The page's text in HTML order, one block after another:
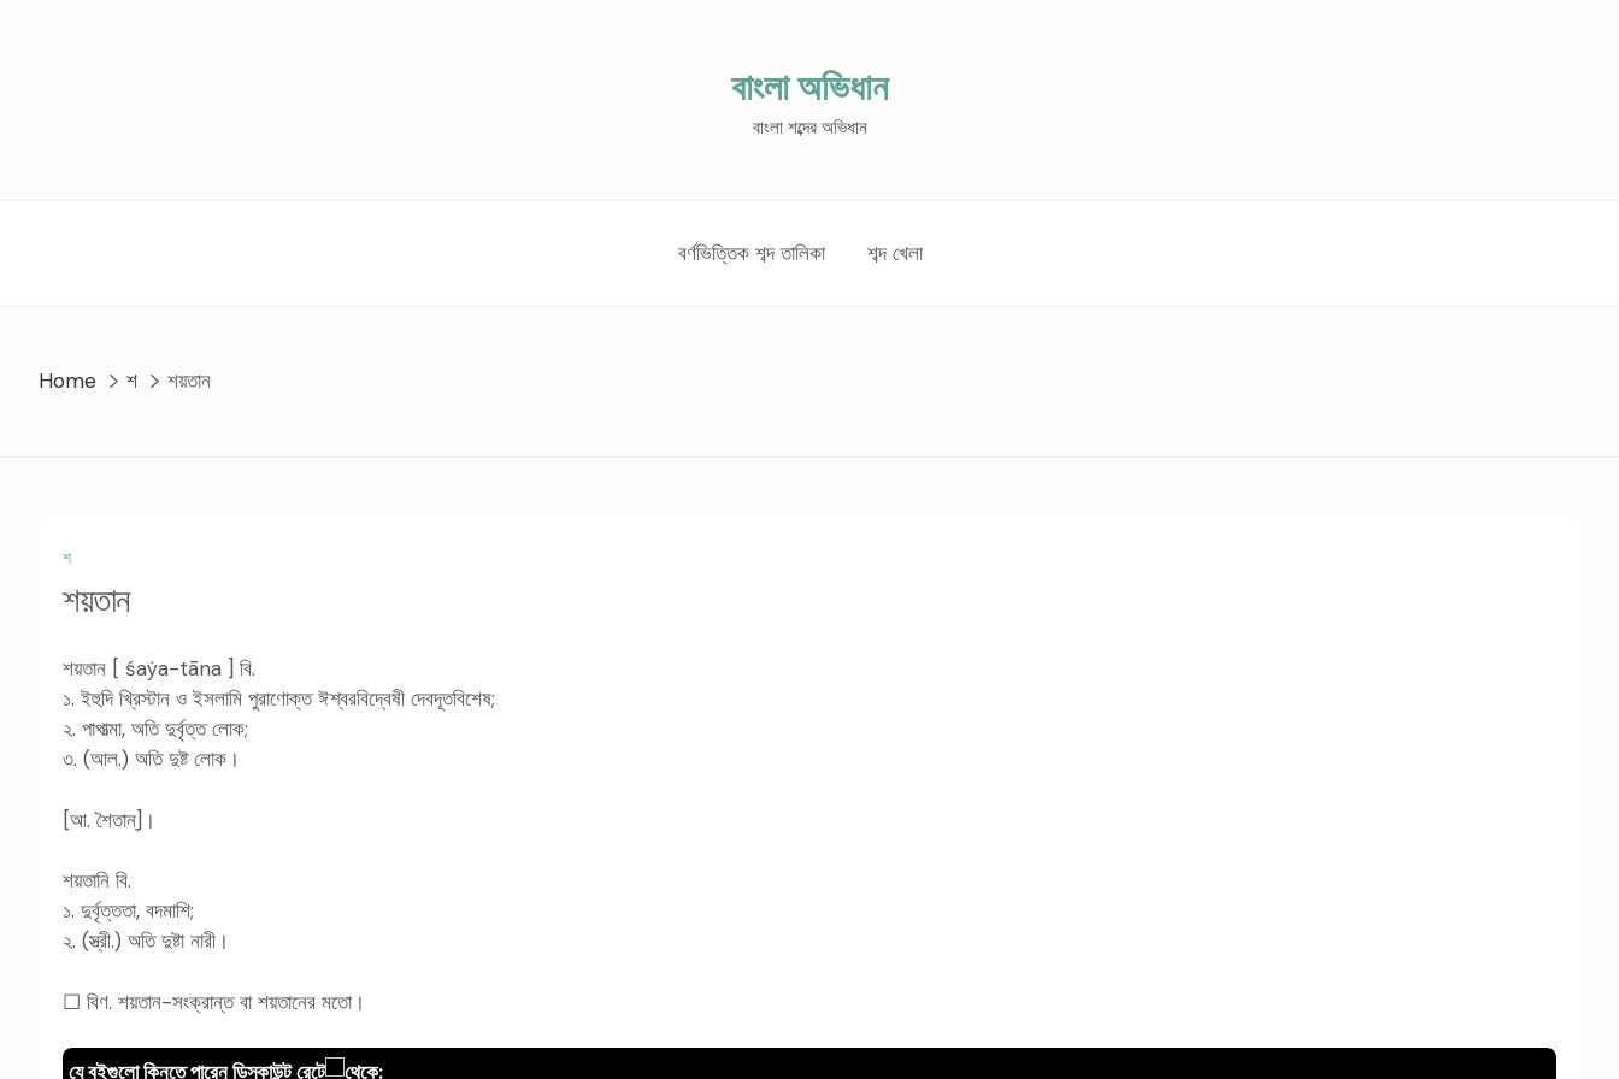
বাংলা অভিধান
বাংলা শব্দের অভিধান
বর্ণভিত্তিক শব্দ তালিকা শব্দ খেলা
Home শ শয়তান
শ
শয়তান
শয়তান [ śaẏa-tāna ] বি.
১. ইহুদি খ্রিস্টান ও ইসলামি পুরাণোক্ত ঈশ্বরবিদ্বেষী দেবদূতবিশেষ;
২. পাপাত্মা, অতি দুর্বৃত্ত লোক;
৩. (আল.) অতি দুষ্ট লোক।
[আ. শৈতান্]।
শয়তানি বি.
১. দুর্বৃত্ততা, বদমাশি;
২. (স্ত্রী.) অতি দুষ্টা নারী।
☐ বিণ. শয়তান-সংক্রান্ত বা শয়তানের মতো।
যে বইগুলো কিনতে পারেন ডিস্কাউন্ট রেটে থেকে: